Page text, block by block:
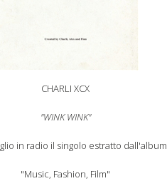
CHARLI XCX
"WINK WINK"
in radio il singolo estratto dall'album
"Music, Fashion, Film"